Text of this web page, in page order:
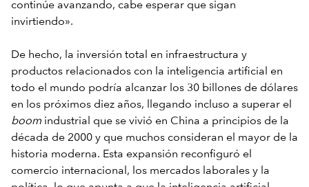
continúe avanzando, cabe esperar que sigan
invirtiendo».
De hecho, la inversión total en infraestructura y
productos relacionados con la inteligencia artificial en
todo el mundo podría alcanzar los 30 billones de dólares
en los próximos diez años, llegando incluso a superar el
boom industrial que se vivió en China a principios de la
década de 2000 y que muchos consideran el mayor de la
historia moderna. Esta expansión reconfiguró el
comercio internacional, los mercados laborales y la